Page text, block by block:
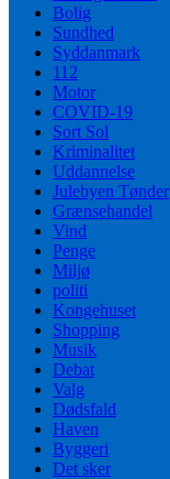
Bolig
Sundhed
Syddanmark
112
Motor
COVID-19
Sort Sol
Kriminalitet
Uddannelse
Julebyen Tønder
Grænsehandel
Vind
Penge
Miljø
politi
Kongehuset
Shopping
Musik
Debat
Valg
Dødsfald
Haven
Byggeri
Det sker